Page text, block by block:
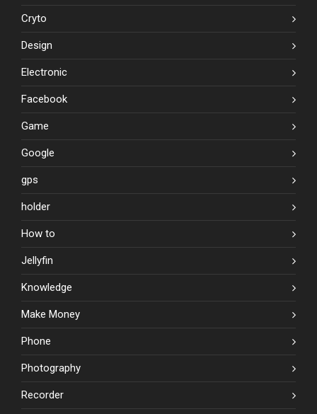
Cryto
Design
Electronic
Facebook
Game
Google
gps
holder
How to
Jellyfin
Knowledge
Make Money
Phone
Photography
Recorder